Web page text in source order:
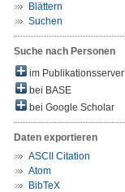
Blättern
Suchen
Suche nach Personen
im Publikationsserver
bei BASE
bei Google Scholar
Daten exportieren
ASCII Citation
Atom
BibTeX